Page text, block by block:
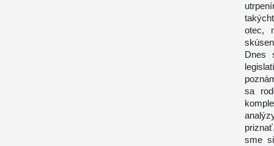
otec,
Dnes
sa
sme